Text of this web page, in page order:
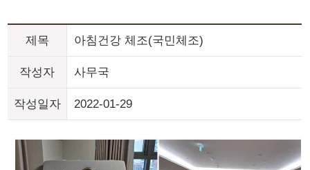
제목 아침건강 체조(국민체조)
작성자 사무국
작성일자 2022-01-29